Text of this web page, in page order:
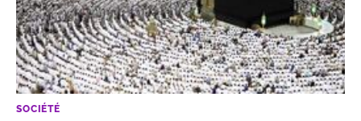
SOCIÉTÉ